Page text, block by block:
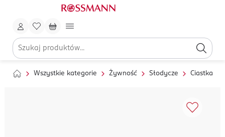
Wszystkie kategorie Żywność Słodycze Ciastka